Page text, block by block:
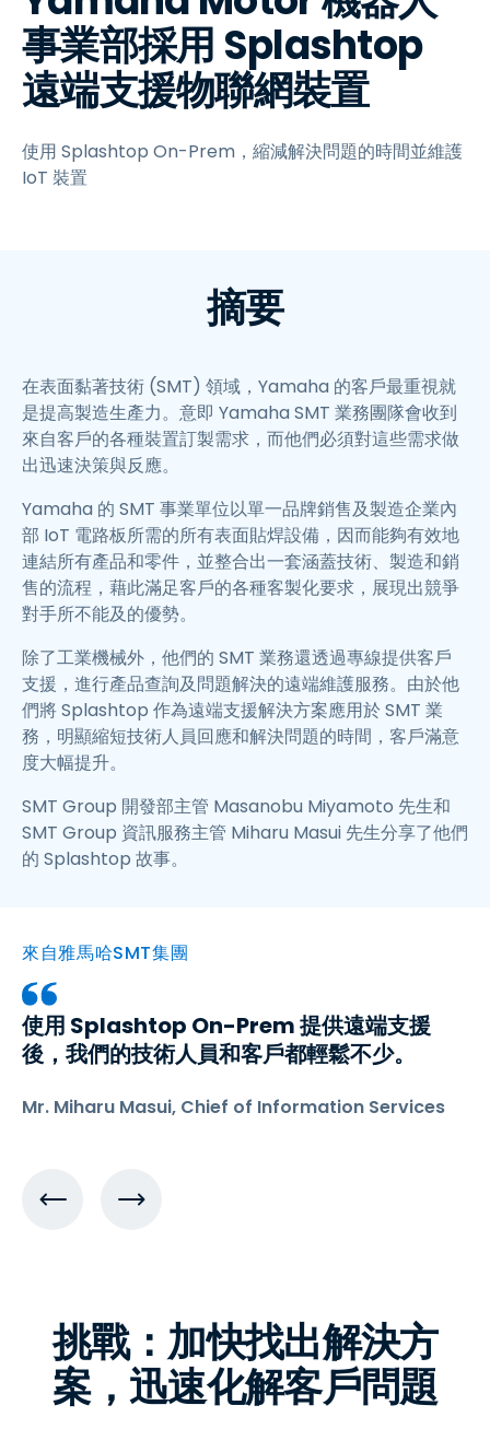
事業部採用 Splashtop
遠端支援物聯網裝置
使用 Splashtop On-Prem，縮減解決問題的時間並維護
IoT 裝置
摘要
在表面黏著技術 (SMT) 領域，Yamaha 的客戶最重視就
是提高製造生產力。意即 Yamaha SMT 業務團隊會收到
來自客戶的各種裝置訂製需求，而他們必須對這些需求做
出迅速決策與反應。
Yamaha 的 SMT 事業單位以單一品牌銷售及製造企業內
部 IoT 電路板所需的所有表面貼焊設備，因而能夠有效地
連結所有產品和零件，並整合出一套涵蓋技術、製造和銷
售的流程，藉此滿足客戶的各種客製化要求，展現出競爭
對手所不能及的優勢。
除了工業機械外，他們的 SMT 業務還透過專線提供客戶
支援，進行產品查詢及問題解決的遠端維護服務。由於他
們將 Splashtop 作為遠端支援解決方案應用於 SMT 業
務，明顯縮短技術人員回應和解決問題的時間，客戶滿意
度大幅提升。
SMT Group 開發部主管 Masanobu Miyamoto 先生和
SMT Group 資訊服務主管 Miharu Masui 先生分享了他們
的 Splashtop 故事。
來自雅馬哈SMT集團
使用 Splashtop On-Prem 提供遠端支援
後，我們的技術人員和客戶都輕鬆不少。
Mr. Miharu Masui, Chief of Information Services
挑戰：加快找出解決方
案，迅速化解客戶問題